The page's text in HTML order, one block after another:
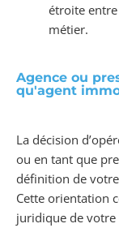
étroite
métier.
Agence ou
qu'agent
La décision
ou en tant que
définition de
Cette orientation
juridique de